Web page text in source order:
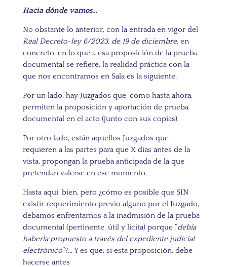
Hacia dónde vamos…
No obstante lo anterior, con la entrada en vigor del
Real Decreto-ley 6/2023, de 19 de diciembre, en
concreto, en lo que a esa proposición de la prueba
documental se refiere, la realidad práctica con la
que nos encontramos en Sala es la siguiente.
Por un lado, hay Juzgados que, como hasta ahora,
permiten la proposición y aportación de prueba
documental en el acto (junto con sus copias).
Por otro lado, están aquellos Juzgados que
requieren a las partes para que X días antes de la
vista, propongan la prueba anticipada de la que
pretendan valerse en ese momento.
Hasta aquí, bien, pero ¿cómo es posible que SIN
existir requerimiento previo alguno por el Juzgado,
debamos enfrentarnos a la inadmisión de la prueba
documental (pertinente, útil y lícita) porque “debía
haberla propuesto a través del expediente judicial
electrónico”?… Y es que, si esta proposición, debe
hacerse antes